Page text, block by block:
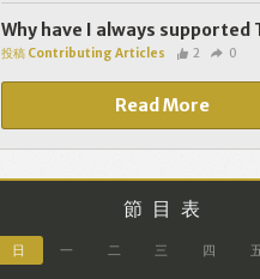
Why have I always supported
投稿 Contributing Articles 2 0
Read More
節目表
日 一 二 三 四